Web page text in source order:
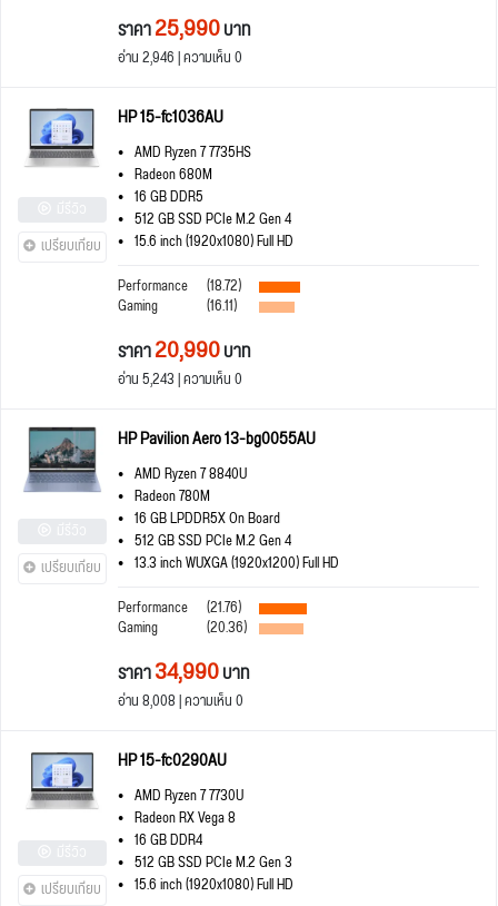
ราคา25,990บาท
อ่าน 2,946 | ความเห็น 0
เปรียบเทียบ
HP 15-fc1036AU
AMD Ryzen 7 7735HS
Radeon 680M
16 GB DDR5
512 GB SSD PCIe M.2 Gen 4
15.6 inch (1920x1080) Full HD
Performance
(18.72)
Gaming (16.11)
ราคา20,990บาท
อ่าน 5,243 | ความเห็น 0
เปรียบเทียบ
HP Pavilion Aero 13-bg0055AU
AMD Ryzen 7 8840U
Radeon 780M
16 GB LPDDR5X On Board
512 GB SSD PCIe M.2 Gen 4
13.3 inch WUXGA (1920x1200) Full HD
Performance
(21.76)
Gaming (20.36)
ราคา34,990บาท
อ่าน 8,008 | ความเห็น 0
เปรียบเทียบ
HP 15-fc0290AU
AMD Ryzen 7 7730U
Radeon RX Vega 8
16 GB DDR4
512 GB SSD PCIe M.2 Gen 3
15.6 inch (1920x1080) Full HD